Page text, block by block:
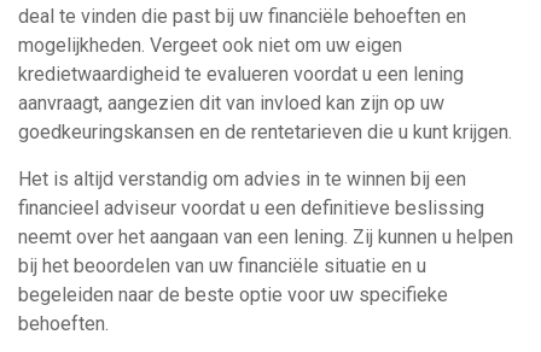
deal te vinden die past bij uw financiële behoeften en
mogelijkheden. Vergeet ook niet om uw eigen
kredietwaardigheid te evalueren voordat u een lening
aanvraagt, aangezien dit van invloed kan zijn op uw
goedkeuringskansen en de rentetarieven die u kunt krijgen.
Het is altijd verstandig om advies in te winnen bij een
financieel adviseur voordat u een definitieve beslissing
neemt over het aangaan van een lening. Zij kunnen u helpen
bij het beoordelen van uw financiële situatie en u
begeleiden naar de beste optie voor uw specifieke
behoeften.